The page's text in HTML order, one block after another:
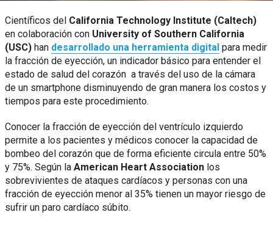
Científicos del California Technology Institute (Caltech)
en colaboración con University of Southern California
(USC) han desarrollado una herramienta digital para medir
la fracción de eyección, un indicador básico para entender el
estado de salud del corazón a través del uso de la cámara
de un smartphone disminuyendo de gran manera los costos y
tiempos para este procedimiento.
Conocer la fracción de eyección del ventrículo izquierdo
permite a los pacientes y médicos conocer la capacidad de
bombeo del corazón que de forma eficiente circula entre 50%
y 75%. Según la American Heart Association los
sobrevivientes de ataques cardíacos y personas con una
fracción de eyección menor al 35% tienen un mayor riesgo de
sufrir un paro cardíaco súbito.